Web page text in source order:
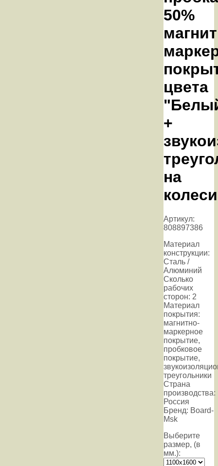
50%
цвета
+
на
Артикул:
808897386
Материал
конструкции:
Сталь /
Алюминий
Сколько
рабочих
сторон: 2
Материал
покрытия:
магнитно-
маркерное
покрытие,
пробковое
покрытие,
треугольники
Страна
производства:
Россия
Бренд: Board-
Msk
Выберите
размер, (в
мм.):